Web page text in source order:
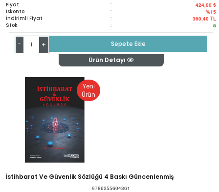
Fiyat : 424,00 ₺
İskonto : %15
İndirimli Fiyat : 360,40 TL
Stok : 5
- +
Sepete Ekle
Ürün Detayı
Yeni
Ürün
İstihbarat Ve Güvenlik Sözlüğü 4 Baskı Güncenlenmiş
9786255604361